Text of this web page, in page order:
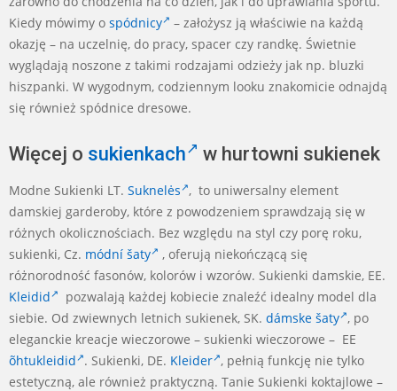
Kiedy mówimy o spódnicy
– założysz ją właściwie na każdą
okazję – na uczelnię, do pracy, spacer czy randkę. Świetnie
wyglądają noszone z takimi rodzajami odzieży jak np. bluzki
hiszpanki. W wygodnym, codziennym looku znakomicie odnajdą
się również spódnice dresowe.
Więcej o sukienkach w hurtowni sukienek
Modne Sukienki LT. Suknelės , to uniwersalny element
damskiej garderoby, które z powodzeniem sprawdzają się w
różnych okolicznościach. Bez względu na styl czy porę roku,
sukienki, Cz. módní šaty
, oferują niekończącą się
różnorodność fasonów, kolorów i wzorów. Sukienki damskie, EE.
Kleidid
pozwalają każdej kobiecie znaleźć idealny model dla
siebie. Od zwiewnych letnich sukienek, SK. dámske šaty , po
eleganckie kreacje wieczorowe – sukienki wieczorowe – EE
õhtukleidid . Sukienki, DE. Kleider , pełnią funkcję nie tylko
estetyczną, ale również praktyczną. Tanie Sukienki koktajlowe –